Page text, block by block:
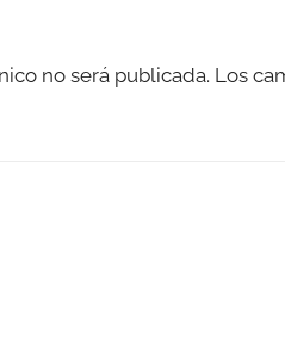
no será publicada. Los